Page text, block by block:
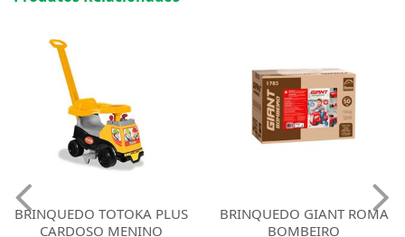
BRINQUEDO TOTOKA PLUS
CARDOSO MENINO
BRINQUEDO GIANT ROMA
BOMBEIRO